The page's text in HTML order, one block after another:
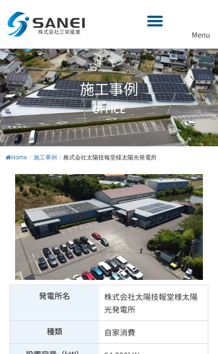
キ
ッ
プ
Menu
施工事例
OFFICE
Home / 施工事例 / 株式会社太陽技報堂様太陽光発電所
発電所名
株式会社太陽技報堂様太陽
光発電所
種類
自家消費